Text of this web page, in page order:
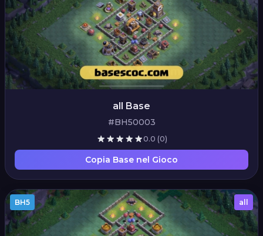
all Base
#BH50003
0.0 (0)
Copia Base nel Gioco
BH5 all